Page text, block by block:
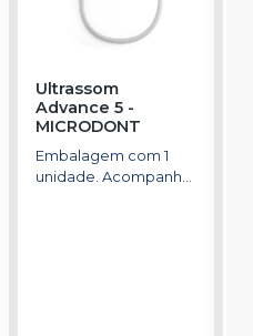
Ultrassom
Advance 5-
MICRODONT
Embalagem com 1
unidade. Acompanha